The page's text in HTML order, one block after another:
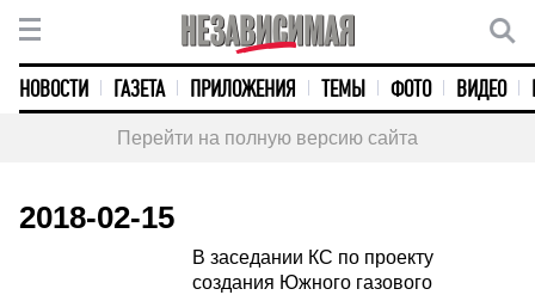
НОВОСТИ ГАЗЕТА ПРИЛОЖЕНИЯ ТЕМЫ ФОТО ВИДЕО
Перейти на полную версию сайта
2018-02-15
В заседании КС по проекту
создания Южного газового